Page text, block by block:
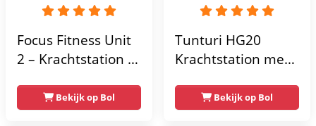
Focus Fitness Unit
2 – Krachtstation –
– Lat Pulley
Bekijk op Bol
Tunturi HG20
Krachtstation met
Compacte home
gym met lat pulley
Bekijk op Bol